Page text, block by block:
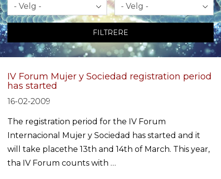
Måned År
FILTRERE
IV Forum Mujer y Sociedad registration period
has started
16-02-2009
The registration period for the IV Forum
Internacional Mujer y Sociedad has started and it
will take placethe 13th and 14th of March. This year,
tha IV Forum counts with …